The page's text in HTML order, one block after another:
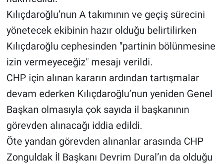
Kılıçdaroğlu’nun A takımının ve geçiş sürecini
yönetecek ekibinin hazır olduğu belirtilirken
Kılıçdaroğlu cephesinden "partinin bölünmesine
izin vermeyeceğiz" mesajı verildi.
CHP için alınan kararın ardından tartışmalar
devam ederken Kılıçdaroğlu’nun yeniden Genel
Başkan olmasıyla çok sayıda il başkanının
görevden alınacağı iddia edildi.
Öte yandan görevden alınanlar arasında CHP
Zonguldak İl Başkanı Devrim Dural’ın da olduğu